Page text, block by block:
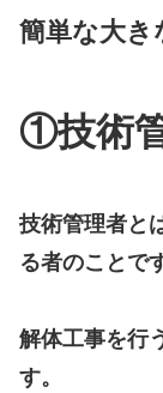
簡単な大き
①技術
技術管理者と
る者のことで
解体工事を行
す。